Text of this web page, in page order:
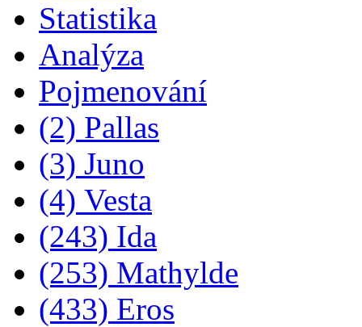
Statistika
Analýza
Pojmenování
(2) Pallas
(3) Juno
(4) Vesta
(243) Ida
(253) Mathylde
(433) Eros